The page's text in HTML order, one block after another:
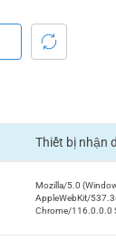
Thiết bị nhận
Mozilla/5.0
AppleWebKit/
Chrome/116.0.0.0